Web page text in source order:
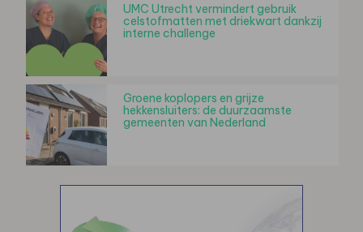
UMC Utrecht vermindert gebruik
celstofmatten met driekwart dankzij
interne challenge
Groene koplopers en grijze
hekkensluiters: de duurzaamste
gemeenten van Nederland